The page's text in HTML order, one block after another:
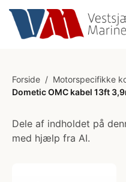
Forside / Motorspecifikke
Dometic OMC kabel 13ft
Dele af indholdet på
med hjælp fra AI.